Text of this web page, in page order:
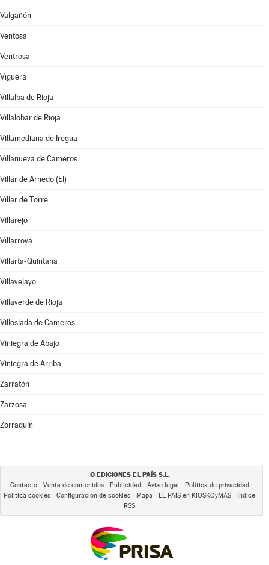
Valgañón
Ventosa
Ventrosa
Viguera
Villalba de Rioja
Villalobar de Rioja
Villamediana de Iregua
Villanueva de Cameros
Villar de Arnedo (El)
Villar de Torre
Villarejo
Villarroya
Villarta-Quintana
Villavelayo
Villaverde de Rioja
Villoslada de Cameros
Viniegra de Abajo
Viniegra de Arriba
Zarratón
Zarzosa
Zorraquín
© EDICIONES EL PAÍS S.L.
Contacto Venta de contenidos Publicidad Aviso legal
Política de privacidad
Política cookies
Configuración de cookies Mapa EL PAÍS en KIOSKOyMÁS
Índice
RSS